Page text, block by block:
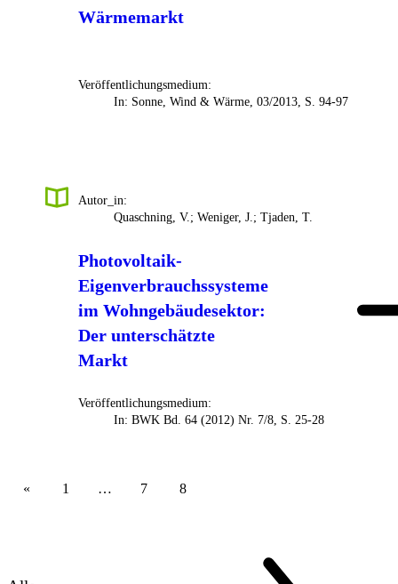
Wärmemarkt
Veröffentlichungsmedium:
In: Sonne, Wind & Wärme, 03/2013, S. 94-97
Autor_in:
Quaschning, V.; Weniger, J.; Tjaden, T.
Photovoltaik-
Eigenverbrauchssysteme
im Wohngebäudesektor:
Der unterschätzte
Markt
Veröffentlichungsmedium:
In: BWK Bd. 64 (2012) Nr. 7/8, S. 25-28
1 … 7 8